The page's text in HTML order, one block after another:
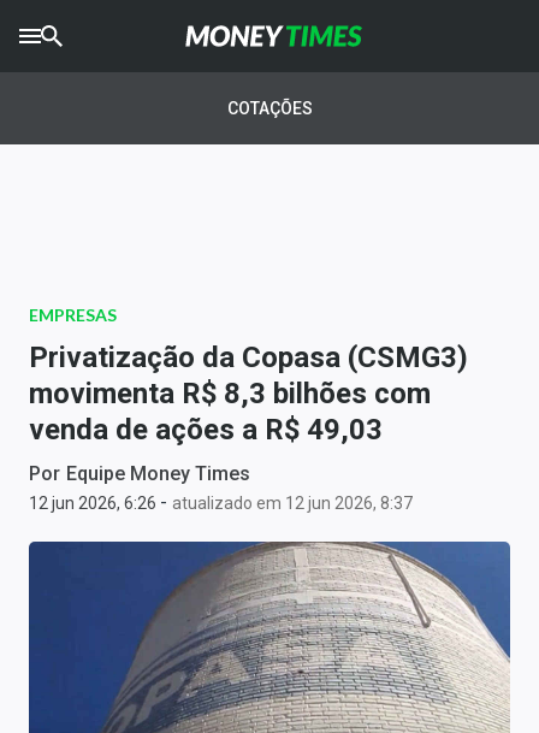
AGROTIMES
Newsletters
Money Trader
Anuncie
Últimas Notícias
Comprar ou vender?
Carteiras Recomendadas
COTAÇÕES
EMPRESAS
Privatização da Copasa (CSMG3)
movimenta R$ 8,3 bilhões com
venda de ações a R$ 49,03
Por Equipe Money Times
12 jun 2026, 6:26 - atualizado em 12 jun 2026, 8:37